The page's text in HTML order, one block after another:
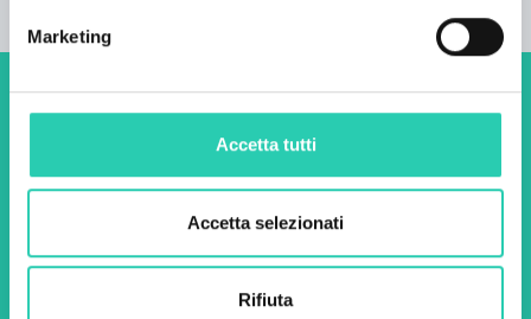
Marketing
Accetta tutti
Accetta selezionati
Rifiuta
Non perderti i prossimi
eventi! Iscriviti alla
newsletter di GO! 2025 per
scoprire tutte le nostre
iniziative.